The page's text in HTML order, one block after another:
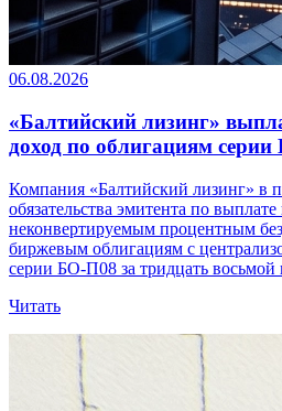
06.08.2026
«Балтийский лизинг»
доход по облигациям
Компания «Балтийский лизинг» в
обязательства эмитента по
неконвертируемым процентным
биржевым облигациям с
серии БО-П08 за тридцать
Читать